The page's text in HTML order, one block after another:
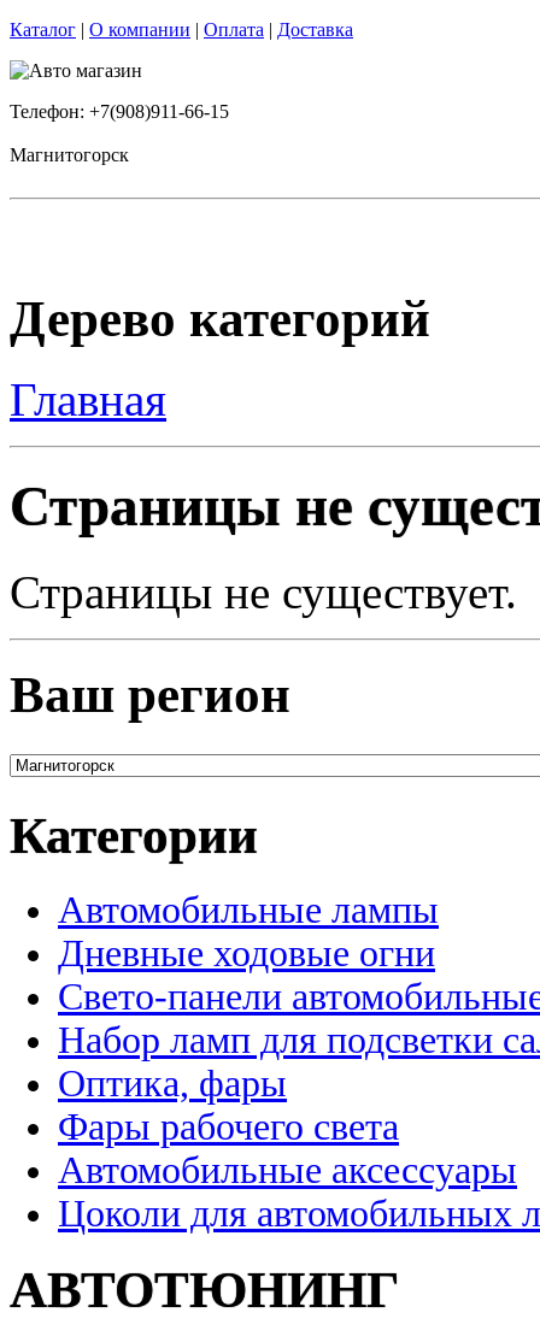
Каталог | О компании | Оплата | Доставка
Телефон: +7(908)911-66-15
Магнитогорск
Дерево категорий
Главная
Страницы не
Страницы не существует.
Ваш регион
Категории
Автомобильные лампы
Дневные ходовые огни
Свето-панели
Набор ламп для подсветки
Оптика, фары
Фары рабочего света
Автомобильные аксессуары
Цоколи для автомобильных
АВТОТЮНИНГ